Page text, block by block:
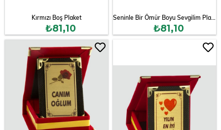
Kırmızı Boş Plaket
₺81,10 ₺81,10